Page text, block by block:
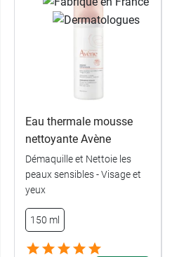
Eau thermale mousse
nettoyante Avène
Démaquille et Nettoie les
peaux sensibles - Visage et
yeux
150 ml